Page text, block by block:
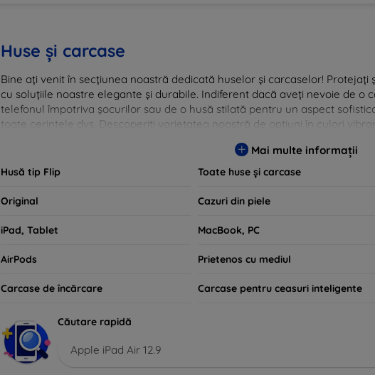
Huse și carcase
Bine ați venit în secțiunea noastră dedicată huselor și carcaselor!
cu soluțiile noastre elegante și durabile. Indiferent dacă aveți nevoie de o
telefonul împotriva șocurilor sau de o husă stilată pentru un aspect
toate cerințele dvs. Descoperiți varietatea noastră de opțiuni în culori
Mai multe informații
Husă tip Flip Toate huse și carcase
Original Cazuri din piele
iPad, Tablet MacBook, PC
AirPods Prietenos cu mediul
Carcase de încărcare Carcase pentru ceasuri inteligente
Căutare rapidă
Apple iPad Air 12.9